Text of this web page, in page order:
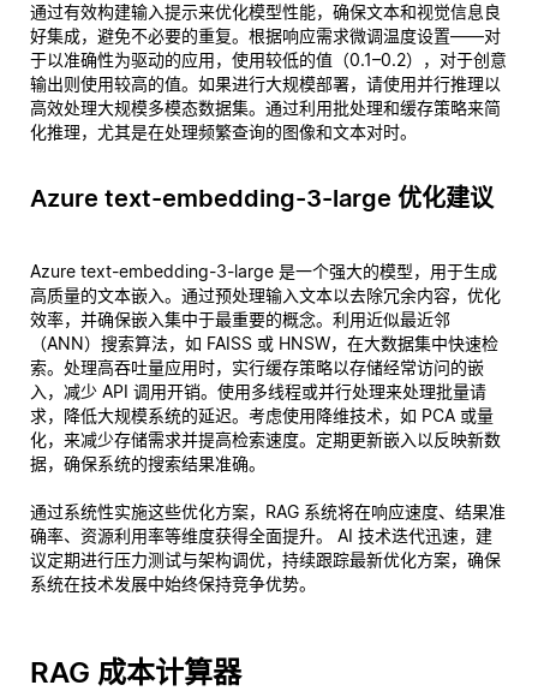
通过有效构建输入提示来优化模型性能，确保文本和视觉信息良
好集成，避免不必要的重复。根据响应需求微调温度设置——对
于以准确性为驱动的应用，使用较低的值（0.1–0.2），对于创意
输出则使用较高的值。如果进行大规模部署，请使用并行推理以
高效处理大规模多模态数据集。通过利用批处理和缓存策略来简
化推理，尤其是在处理频繁查询的图像和文本对时。
Azure text-embedding-3-large 优化建议
Azure text-embedding-3-large 是一个强大的模型，用于生成
高质量的文本嵌入。通过预处理输入文本以去除冗余内容，优化
效率，并确保嵌入集中于最重要的概念。利用近似最近邻
（ANN）搜索算法，如 FAISS 或 HNSW，在大数据集中快速检
索。处理高吞吐量应用时，实行缓存策略以存储经常访问的嵌
入，减少 API 调用开销。使用多线程或并行处理来处理批量请
求，降低大规模系统的延迟。考虑使用降维技术，如 PCA 或量
化，来减少存储需求并提高检索速度。定期更新嵌入以反映新数
据，确保系统的搜索结果准确。
通过系统性实施这些优化方案，RAG 系统将在响应速度、结果准
确率、资源利用率等维度获得全面提升。 AI 技术迭代迅速，建
议定期进行压力测试与架构调优，持续跟踪最新优化方案，确保
系统在技术发展中始终保持竞争优势。
RAG 成本计算器